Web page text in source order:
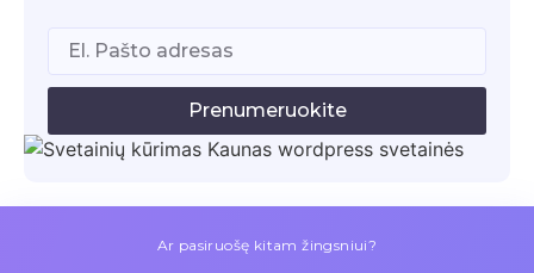
Prenumeruokite
Ar pasiruošę kitam žingsniui?